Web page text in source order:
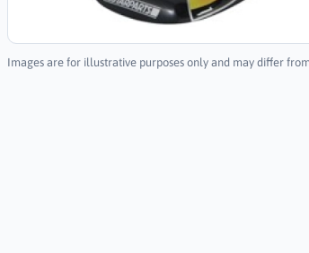
Images are for illustrative purposes only and may differ